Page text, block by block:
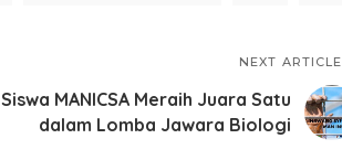
NEXT ARTICLE
Siswa MANICSA Meraih Juara Satu
dalam Lomba Jawara Biologi